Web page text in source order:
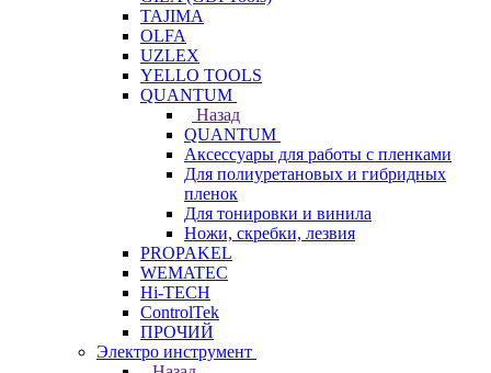
TAJIMA
OLFA
UZLEX
YELLO TOOLS
QUANTUM
Назад
QUANTUM
Аксессуары для работы с пленками
Для полиуретановых и гибридных
пленок
Для тонировки и винила
Ножи, скребки, лезвия
PROPAKEL
WEMATEC
Hi-TECH
ControlTek
ПРОЧИЙ
Электро инструмент